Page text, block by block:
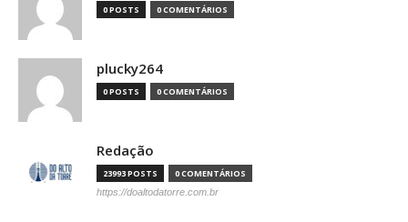
0 POSTS 0 COMENTÁRIOS
plucky264
0 POSTS 0 COMENTÁRIOS
Redação
23993 POSTS 0 COMENTÁRIOS
https://doaltodatorre.com.br